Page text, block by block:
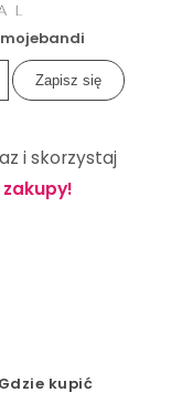
i skorzystaj
Gdzie kupić